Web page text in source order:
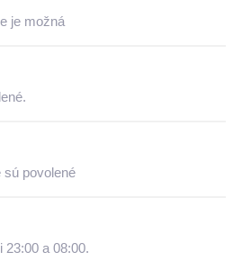
je možná
sú povolené
a 08:00.